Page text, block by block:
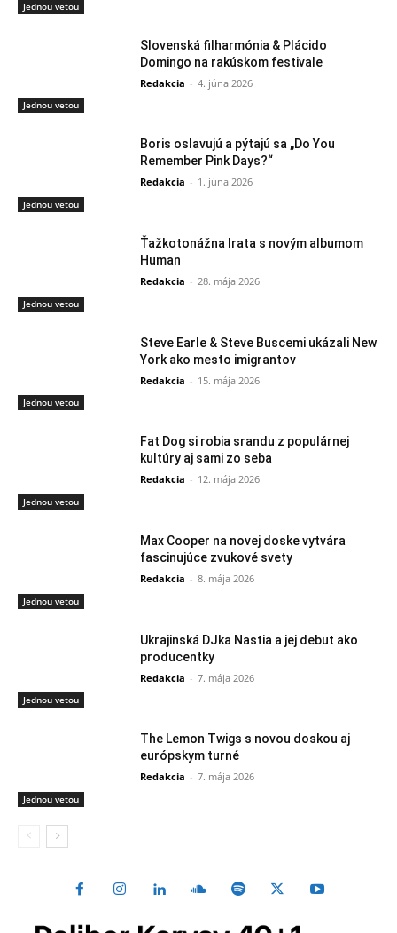
Jednou vetou
Jednou vetou
Slovenská filharmónia & Plácido
Domingo na rakúskom festivale
Redakcia - 4. júna 2026
Jednou vetou
Boris oslavujú a pýtajú sa „Do You
Remember Pink Days?“
Redakcia - 1. júna 2026
Jednou vetou
Ťažkotonážna Irata s novým albumom
Human
Redakcia - 28. mája 2026
Jednou vetou
Steve Earle & Steve Buscemi ukázali New
York ako mesto imigrantov
Redakcia - 15. mája 2026
Jednou vetou
Fat Dog si robia srandu z populárnej
kultúry aj sami zo seba
Redakcia - 12. mája 2026
Jednou vetou
Max Cooper na novej doske vytvára
fascinujúce zvukové svety
Redakcia - 8. mája 2026
Jednou vetou
Ukrajinská DJka Nastia a jej debut ako
producentky
Redakcia - 7. mája 2026
Jednou vetou
The Lemon Twigs s novou doskou aj
európskym turné
Redakcia - 7. mája 2026